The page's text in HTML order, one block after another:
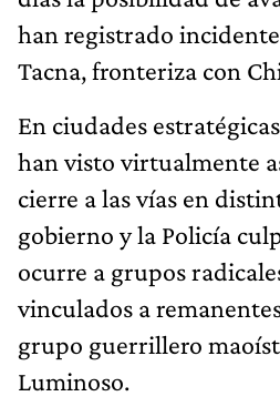
han registrado
Tacna, fronteriza con
En ciudades
han visto virtualmente
cierre a las vías en
gobierno y la Policía
ocurre a grupos
vinculados a
grupo guerrillero
Luminoso.